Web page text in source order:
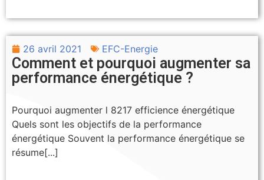
26 avril 2021 EFC-Energie
Comment et pourquoi augmenter sa
performance énergétique ?
Pourquoi augmenter l 8217 efficience énergétique
Quels sont les objectifs de la performance
énergétique Souvent la performance énergétique se
résume[...]